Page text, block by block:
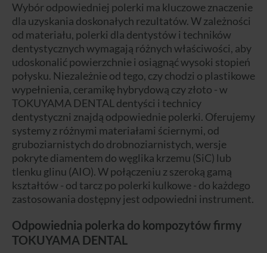
Wybór odpowiedniej polerki ma kluczowe znaczenie
dla uzyskania doskonałych rezultatów. W zależności
od materiału, polerki dla dentystów i techników
dentystycznych wymagają różnych właściwości, aby
udoskonalić powierzchnie i osiągnąć wysoki stopień
połysku. Niezależnie od tego, czy chodzi o plastikowe
wypełnienia, ceramikę hybrydową czy złoto - w
TOKUYAMA DENTAL dentyści i technicy
dentystyczni znajdą odpowiednie polerki. Oferujemy
systemy z różnymi materiałami ściernymi, od
gruboziarnistych do drobnoziarnistych, wersje
pokryte diamentem do węglika krzemu (SiC) lub
tlenku glinu (AIO). W połączeniu z szeroką gamą
kształtów - od tarcz po polerki kulkowe - do każdego
zastosowania dostępny jest odpowiedni instrument.
Odpowiednia polerka do kompozytów firmy
TOKUYAMA DENTAL